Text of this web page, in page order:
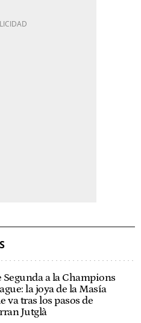
Segunda a la Champions
la joya de la Masía
va tras los pasos de
Jutglà